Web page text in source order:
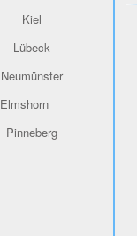
Kiel
Lübeck
Neumünster
Elmshorn
Pinneberg